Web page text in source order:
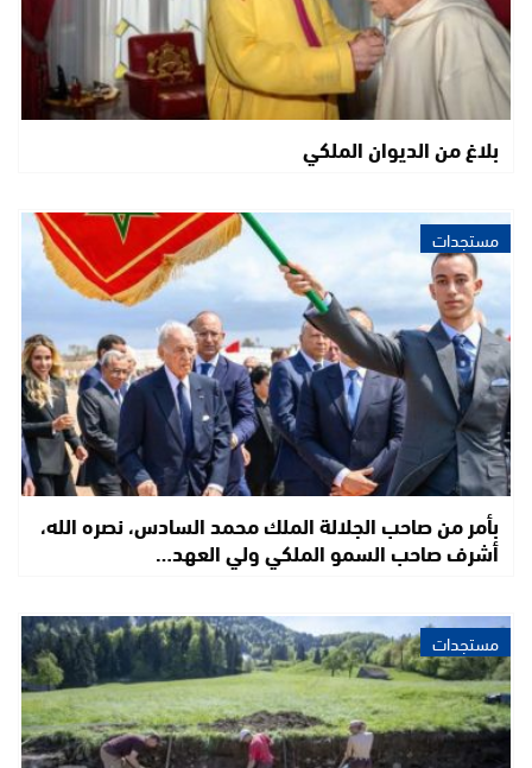
بلاغ من الديوان الملكي
مستجدات
بأمر من صاحب الجلالة الملك محمد السادس، نصره الله،
أشرف صاحب السمو الملكي ولي العهد…
مستجدات